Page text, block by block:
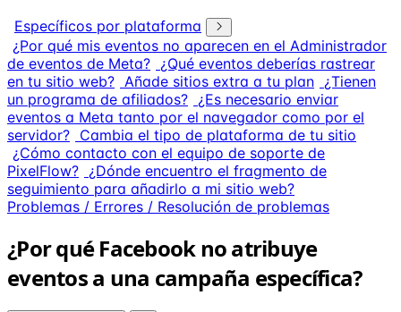
Específicos por plataforma
¿Por qué mis eventos no aparecen en el Administrador
de eventos de Meta? ¿Qué eventos deberías rastrear
en tu sitio web? Añade sitios extra a tu plan ¿Tienen
un programa de afiliados? ¿Es necesario enviar
eventos a Meta tanto por el navegador como por el
servidor? Cambia el tipo de plataforma de tu sitio
¿Cómo contacto con el equipo de soporte de
PixelFlow? ¿Dónde encuentro el fragmento de
seguimiento para añadirlo a mi sitio web?
Problemas / Errores / Resolución de problemas
¿Por qué Facebook no atribuye
eventos a una campaña específica?